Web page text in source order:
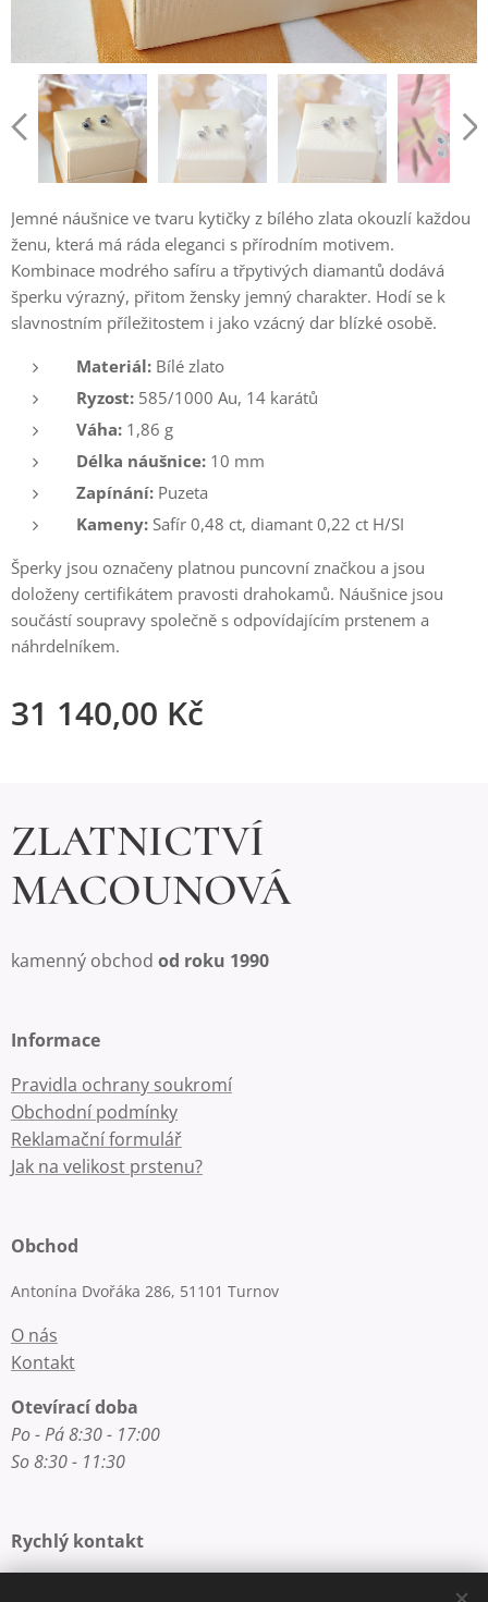
Jemné náušnice ve tvaru kytičky z bílého zlata okouzlí každou
ženu, která má ráda eleganci s přírodním motivem.
Kombinace modrého safíru a třpytivých diamantů dodává
šperku výrazný, přitom žensky jemný charakter. Hodí se k
slavnostním příležitostem i jako vzácný dar blízké osobě.
Materiál: Bílé zlato
Ryzost: 585/1000 Au, 14 karátů
Váha: 1,86 g
Délka náušnice: 10 mm
Zapínání: Puzeta
Kameny: Safír 0,48 ct, diamant 0,22 ct H/SI
Šperky jsou označeny platnou puncovní značkou a jsou
doloženy certifikátem pravosti drahokamů. Náušnice jsou
součástí soupravy společně s odpovídajícím prstenem a
náhrdelníkem.
31 140,00 Kč
ZLATNICTVÍ
MACOUNOVÁ
kamenný obchod od roku 1990
Informace
Pravidla ochrany soukromí
Obchodní podmínky
Reklamační formulář
Jak na velikost prstenu?
Obchod
Antonína Dvořáka 286, 51101 Turnov
O nás
Kontakt
Otevírací doba
Po - Pá 8:30 - 17:00
So 8:30 - 11:30
Rychlý kontakt